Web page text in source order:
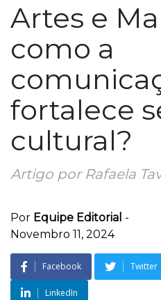
Artes e
como a
fortalece
cultural?
Artigo por Rafaela
Por Equipe Editorial -
Novembro 11, 2024
Facebook Twitter
LinkedIn